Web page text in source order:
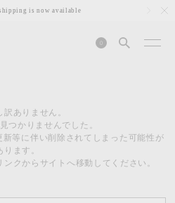
is now available
0
訳ありません。
つかりませんでした。
新等に伴い削除されてしまった可能性が
ります。
クからサイトへ移動してください。